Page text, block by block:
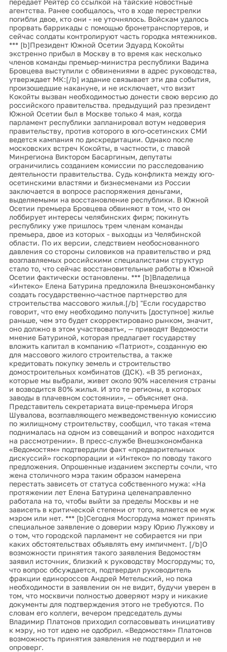
агентства. Ранее сообщалось, что в ходе перестрелки
погибли двое, кто они - не уточнялось. Войскам удалось
прорвать баррикады с помощью бронетранспортеров, и
сейчас солдаты контролируют часть городка мятежников.
*** [b]Президент Южной Осетии Эдуард Кокойты
экстренно прибыл в Москву в то время как несколько
членов команды премьер-министра республики Вадима
Бровцева выступили с обвинениями в адрес руководства,
утверждает МК:[/b] издание связывает эти два события,
произошедшие накануне, и не исключает, что визит
Кокойты вызван необходимостью донести свою версию до
российского правительства. предыдущий раз президент
Южной Осетии был в Москве только 4 мая, когда
парламент республики запланировал вотум недоверия
правительству, против которого в юго-осетинских СМИ
ведется кампания по дискредитации. Однако после
московских встреч Кокойты, в частности, с главой
Минрегиона Виктором Басаргиным, депутаты
ограничились созданием комиссии по расследованию
деятельности правительства. Судь конфликта между юго-
осетинскими властями и бизнесменами из России
заключается в вопросе распоряжения деньгами,
выделяемыми на восстановление республики. В Южной
Осетии премьера Бровцева обвиняют в том, что он
лоббирует интересы челябинских фирм; покинуть
республику уже пришлось трем членам команды
премьера, двое из которых - выходцы из Челябинской
области. По их версии, следствием необоснованного
давления со стороны силовиков на правительство и ряд
возглавляемых российскими специалистами структур
стало то, что сейчас восстановительные работы в Южной
Осетии фактически остановлены. *** [b]Владелица
«Интеко» Елена Батурина предложила Внешэкономбанку
создать государственно-частное партнерство для
строительства массового жилья.[/b] "Если государство
говорит, что ему необходимо получить [доступное] жилье
раньше, чем это будет скорректировано рынком, значит,
оно должно в этом участвовать«, — приводят Ведомости
мнение Батуриной, которая предлагает государству
вложить капитал в компанию «Патриот», созданную ею
для массового жилого строительства, а также
кредитовать покупку земель и строительство
домостроительных комбинатов (ДСК). «В 35 регионах,
которые мы выбрали, живет около 90% населения страны
и возводится 80% жилья. И это те регионы, в которых
заводы в плачевном состоянии», — объясняет она.
Представитель секретариата вице-премьера Игоря
Шувалова, возглавляющего межведомственную комиссию
по жилищному строительству, сообщил, что такая «тема
поднималась на одном из совещаний и вопрос находится
на рассмотрении». В пресс-службе Внешэкономбанка
«Ведомостям» подтвердили факт «предварительных
дискуссий» госкорпорации и «Интеко» по поводу такого
предложения. Опрошенные изданием эксперты сочли, что
жена столичного мэра таким образом намерена
перестать зависеть от статуса собственного мужа: «На
протяжении лет Елена Батурина целенаправленно
работала на то, чтобы выйти за пределы Москвы и не
зависеть в критической степени от того, является ее муж
мэром или нет. *** [b]Сегодня Мосгордума может принять
специальное заявление о доверии мэру Юрию Лужкову и
о том, что городской парламент не собирается ни при
каких обстоятельствах объявлять ему импичмент. [/b]О
возможности принятия такого заявления Ведомостям
заявил источник, близкий к руководству Мосгордумы; то,
что вопрос обсуждается, подтвердил руководитель
фракции единороссов Андрей Метельский, но пока
необходимости в заявлении он не видит, будучи уверен в
том, что москвичи полностью доверяют мэру и никакие
документы для подтверждения этого не требуются. По
словам его коллеги, вечером председатель думы
Владимир Платонов приходил согласовывать инициативу
к мэру, но тот идею не одобрил. «Ведомостям» Платонов
возможность принятия заявления не подтвердил и не
опроверг.